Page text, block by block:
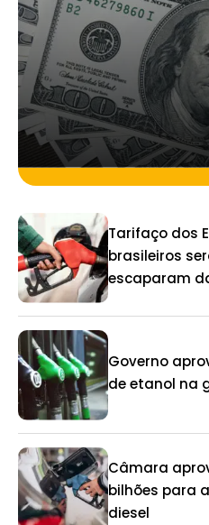
Tarifaço dos
brasileiros
escaparam
Governo
de etanol na
Câmara
bilhões para
diesel